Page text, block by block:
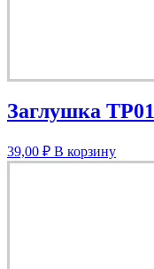
Заглушка TP01
39,00 ₽ В корзину